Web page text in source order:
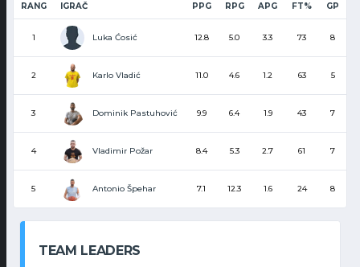
RANG IGRAČ PPG RPG APG FT% GP
1 Luka Ćosić 12.8 5.0 3.3 73 8
2 Karlo Vladić 11.0 4.6 1.2 63 5
3 Dominik Pastuhović 9.9 6.4 1.9 43 7
4 Vladimir Požar 8.4 5.3 2.7 61 7
5 Antonio Špehar 7.1 12.3 1.6 24 8
TEAM LEADERS